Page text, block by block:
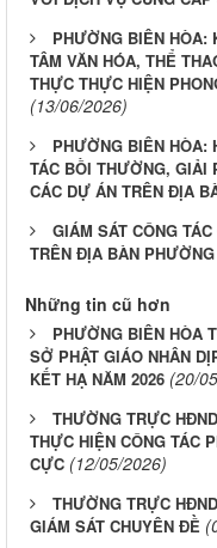
PHƯỜNG BIÊN HÒA:
TÂM VĂN HÓA, THỂ
THỰC THỰC HIỆN
(13/06/2026)
PHƯỜNG BIÊN HÒA:
TÁC BỒI THƯỜNG, GIẢI
CÁC DỰ ÁN TRÊN ĐỊA
GIÁM SÁT CÔNG
TRÊN ĐỊA BÀN
Những tin cũ hơn
PHƯỜNG BIÊN HÒA
SỞ PHẬT GIÁO NHÂN
KẾT HẠ NĂM 2026 (20/
THƯỜNG TRỰC
THỰC HIỆN CÔNG TÁC
CỰC (12/05/2026)
THƯỜNG TRỰC
GIÁM SÁT CHUYÊN ĐỀ